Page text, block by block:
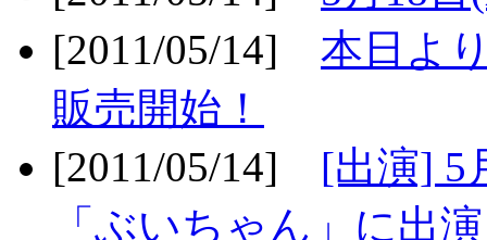
[2011/05/14] 本日よ
販売開始！
[2011/05/14] [出演] 5
「ぶいちゃん」に出演